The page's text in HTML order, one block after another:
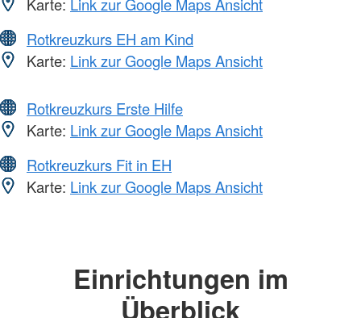
Rotkreuzkurs EH am Kind
Karte: Link zur Google Maps Ansicht
Rotkreuzkurs Erste Hilfe
Karte: Link zur Google Maps Ansicht
Rotkreuzkurs Fit in EH
Karte: Link zur Google Maps Ansicht
Einrichtungen im
Überblick